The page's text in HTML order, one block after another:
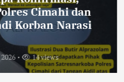
Cimahi dan
Korban Narasi
14 views